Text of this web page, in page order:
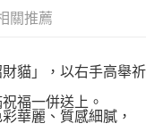
關推薦
貓」，以右手高舉祈
福一併送上。
華麗、質感細膩，